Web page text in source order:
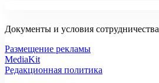
Документы и условия сотрудничества
Размещение рекламы
MediaKit
Редакционная политика